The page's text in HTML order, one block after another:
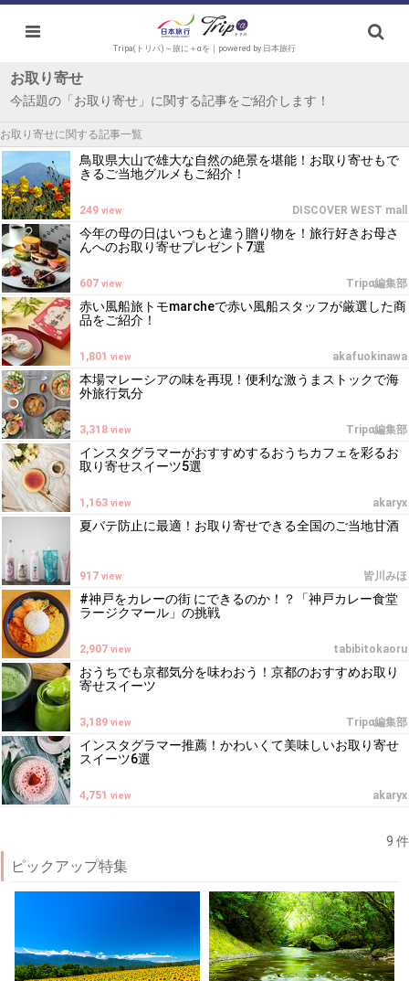
Tripa(トリパ)～旅に＋αを｜powered by 日本旅行
お取り寄せ
今話題の「お取り寄せ」に関する記事をご紹介します！
お取り寄せに関する記事一覧
鳥取県大山で雄大な自然の絶景を堪能！お取り寄せもで
きるご当地グルメもご紹介！
DISCOVER WEST mall
249 view
今年の母の日はいつもと違う贈り物を！旅行好きお母さ
んへのお取り寄せプレゼント7選
Tripα編集部
607 view
赤い風船旅トモmarcheで赤い風船スタッフが厳選した商
品をご紹介！
akafuokinawa
1,801 view
本場マレーシアの味を再現！便利な激うまストックで海
外旅行気分
Tripα編集部
3,318 view
インスタグラマーがおすすめするおうちカフェを彩るお
取り寄せスイーツ5選
akaryx
1,163 view
夏バテ防止に最適！お取り寄せできる全国のご当地甘酒
皆川みほ
917 view
#神戸をカレーの街 にできるのか！？「神戸カレー食堂
ラージクマール」の挑戦
tabibitokaoru
2,907 view
おうちでも京都気分を味わおう！京都のおすすめお取り
寄せスイーツ
Tripα編集部
3,189 view
インスタグラマー推薦！かわいくて美味しいお取り寄せ
スイーツ6選
akaryx
4,751 view
9 件
ピックアップ特集